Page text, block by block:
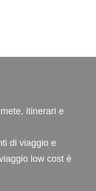
itinerari e
di viaggio e
low cost è